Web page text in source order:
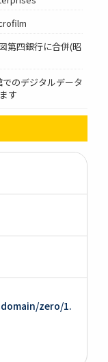
第四銀行に合併(昭
のデジタルデータ
す
zero/1.